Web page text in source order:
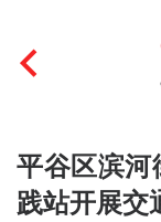
首页
文明创建
平谷区滨
践站开展交